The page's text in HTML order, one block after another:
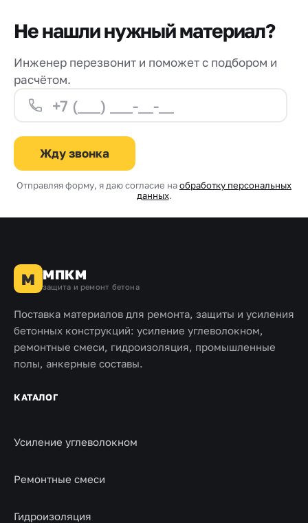
Не нашли нужный материал?
Инженер перезвонит и поможет с подбором и
расчётом.
Жду звонка
Отправляя форму, я даю согласие наобработку персональных
данных.
М МПКМ
защита и ремонт бетона
Поставка материалов для ремонта, защиты и усиления
бетонных конструкций: усиление углеволокном,
ремонтные смеси, гидроизоляция, промышленные
полы, анкерные составы.
КАТАЛОГ
Усиление углеволокном
Ремонтные смеси
Гидроизоляция